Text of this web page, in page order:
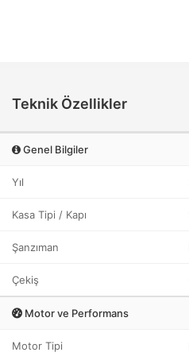
Teknik Özellikler
Genel Bilgiler
Yıl
Kasa Tipi / Kapı
Şanzıman
Çekiş
Motor ve Performans
Motor Tipi